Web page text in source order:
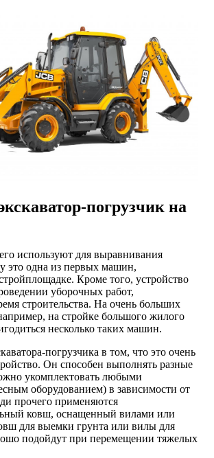
погрузчик на
используют для выравнивания
это одна из первых машин,
Кроме того, устройство
уборочных работ,
строительства. На очень больших
на стройке большого жилого
несколько таких машин.
погрузчика в том, что это очень
Он способен выполнять разные
укомплектовать любыми
оборудованием) в зависимости от
прочего применяются
ковш, оснащенный вилами или
для выемки грунта или вилы для
подойдут при перемещении тяжелых